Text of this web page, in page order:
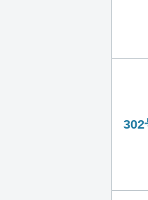
302